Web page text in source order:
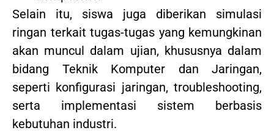
Selain itu, siswa juga diberikan simulasi
ringan terkait tugas-tugas yang kemungkinan
akan muncul dalam ujian, khususnya dalam
bidang Teknik Komputer dan Jaringan,
seperti konfigurasi jaringan, troubleshooting,
serta implementasi sistem berbasis
kebutuhan industri.